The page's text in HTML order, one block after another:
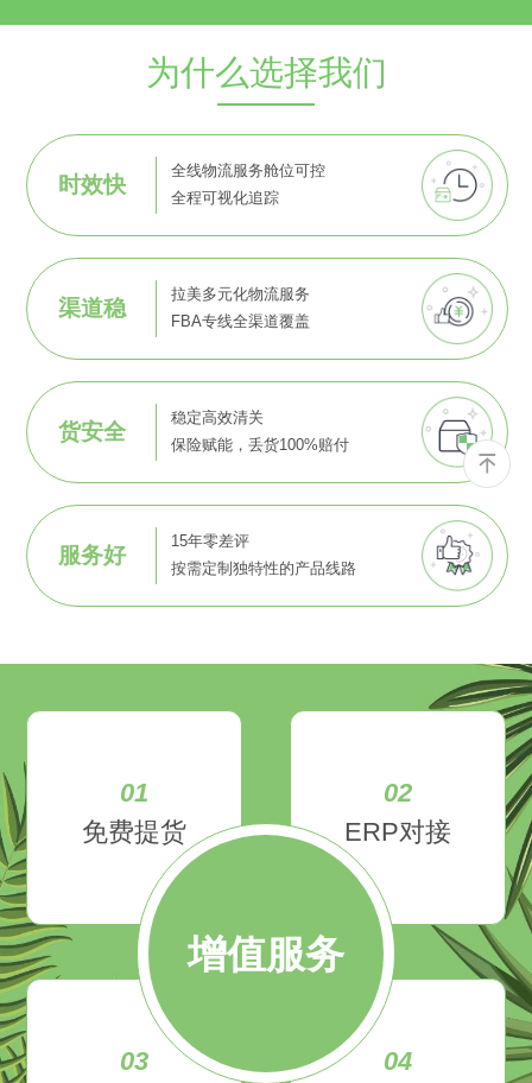
为什么选择我们
时效快
全线物流服务舱位可控
全程可视化追踪
渠道稳
拉美多元化物流服务
FBA专线全渠道覆盖
货安全
稳定高效清关
保险赋能，丢货100%赔付
服务好
15年零差评
按需定制独特性的产品线路
增值服务
01
免费提货
02
ERP对接
03
04